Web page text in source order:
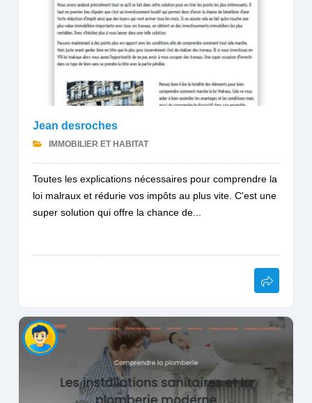
Jean desroches
IMMOBILIER ET HABITAT
Toutes les explications nécessaires pour comprendre la
loi malraux et rédurie vos impôts au plus vite. C'est une
super solution qui offre la chance de...